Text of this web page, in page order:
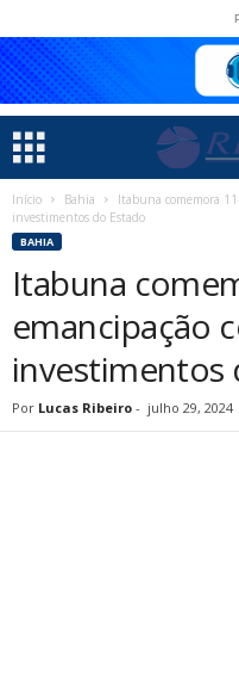
Início Bahia
Itabuna comemora
investimentos do Estado
BAHIA
Itabuna
emancipação
investimentos
Por Lucas Ribeiro - julho 29, 2024